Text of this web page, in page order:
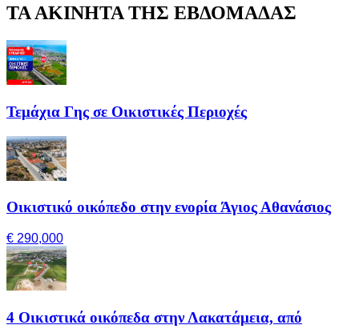
ΤΑ ΑΚΙΝΗΤΑ ΤΗΣ ΕΒΔΟΜΑΔΑΣ
Τεμάχια Γης σε Οικιστικές Περιοχές
Οικιστικό οικόπεδο στην ενορία Άγιος Αθανάσιος
€ 290,000
4 Οικιστικά οικόπεδα στην Λακατάμεια, από